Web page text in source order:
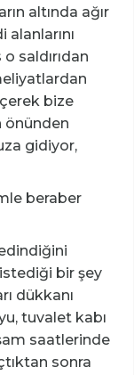
altında ağır
alanlarını
saldırıdan
bize
önünden
gidiyor,
beraber
bir şey
dükkanı
tuvalet kabı
saatlerinde
sonra